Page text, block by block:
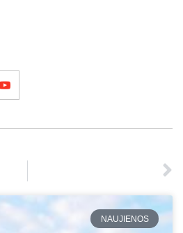
NAUJIENOS